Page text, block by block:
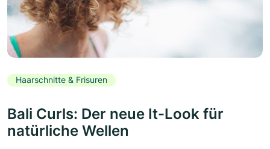
Haarschnitte & Frisuren
Bali Curls: Der neue It-Look für
natürliche Wellen